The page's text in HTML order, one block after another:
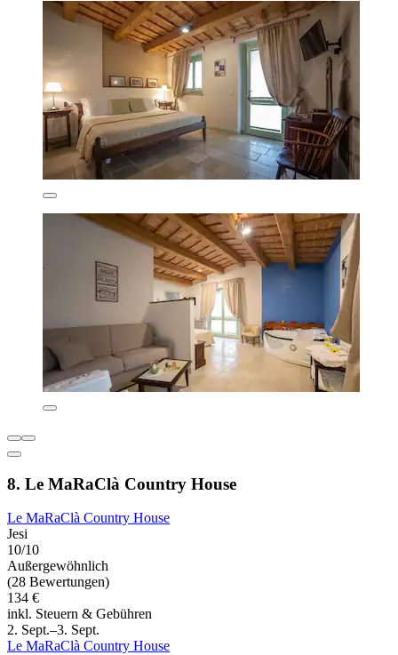
8. Le MaRaClà Country House
Le MaRaClà Country House
Jesi
10/10
Außergewöhnlich
(28 Bewertungen)
134 €
inkl. Steuern & Gebühren
2. Sept.–3. Sept.
Le MaRaClà Country House